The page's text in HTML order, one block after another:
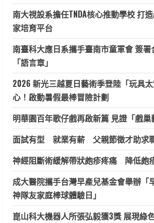
南大視設系擔任TNDA核心推動學校 打
家培育平台
南臺科大應日系攜手臺南市童軍會 簽
「語言章」
2026 新光三越夏日藝術季登陸「玩具
心！啟動暑假最棒冒險計劃
明華園百年歌仔戲再啟新篇 見證「戲
面試有型 就業有薪 父親節徵才助求
神經阻斷術緩解帶狀皰疹疼痛 降低皰
成大醫院攜手台灣早產兒基金會舉辦「
神隊友家庭棒球體驗日」
崑山科大機器人所張弘毅獲3獎 展現綠